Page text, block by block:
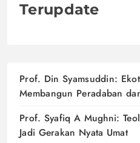
Terupdate
Prof. Din Syamsuddin:
Membangun Peradaban
Prof. Syafiq A Mughni:
Jadi Gerakan Nyata Umat